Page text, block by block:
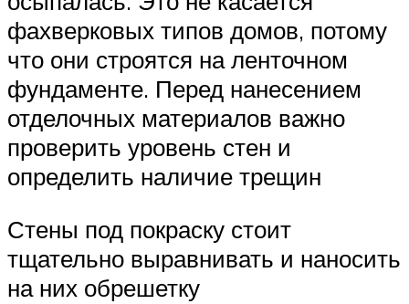
фахверковых типов домов, потому
что они строятся на ленточном
фундаменте. Перед нанесением
отделочных материалов важно
проверить уровень стен и
определить наличие трещин
Стены под покраску стоит
тщательно выравнивать и наносить
на них обрешетку